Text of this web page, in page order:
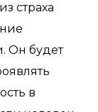
страха
Он будет
в